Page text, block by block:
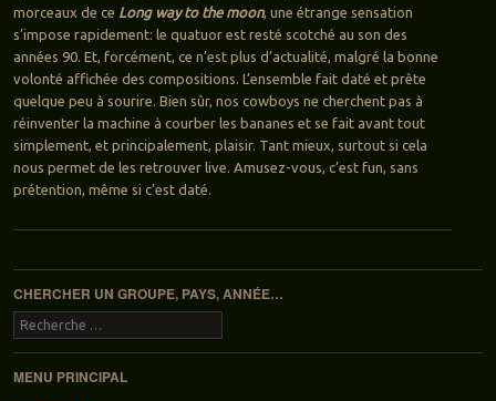
morceaux de ce Long way to the moon, une étrange sensation
s’impose rapidement: le quatuor est resté scotché au son des
années 90. Et, forcément, ce n’est plus d’actualité, malgré la bonne
volonté affichée des compositions. L’ensemble fait daté et prête
quelque peu à sourire. Bien sûr, nos cowboys ne cherchent pas à
réinventer la machine à courber les bananes et se fait avant tout
simplement, et principalement, plaisir. Tant mieux, surtout si cela
nous permet de les retrouver live. Amusez-vous, c’est fun, sans
prétention, même si c’est daté.
Navigation des articles
CHERCHER UN GROUPE, PAYS, ANNÉE…
Recherche
MENU PRINCIPAL